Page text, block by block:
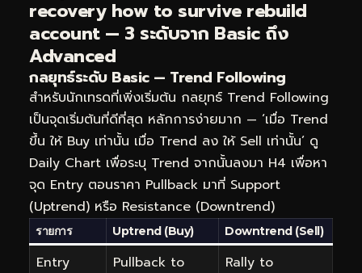
recovery how to survive rebuild
account — 3 ระดับจาก Basic ถึง
Advanced
กลยุทธ์ระดับ Basic — Trend Following
สำหรับนักเทรดที่เพิ่งเริ่มต้น กลยุทธ์ Trend Following
เป็นจุดเริ่มต้นที่ดีที่สุด หลักการง่ายมาก — ‘เมื่อ Trend
ขึ้น ให้ Buy เท่านั้น เมื่อ Trend ลง ให้ Sell เท่านั้น’ ดู
Daily Chart เพื่อระบุ Trend จากนั้นลงมา H4 เพื่อหา
จุด Entry ตอนราคา Pullback มาที่ Support
(Uptrend) หรือ Resistance (Downtrend)
รายการ Uptrend (Buy) Downtrend (Sell)
Entry
Pullback to
Rally to